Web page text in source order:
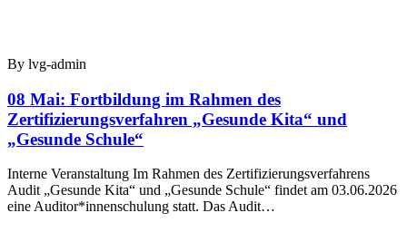
By lvg-admin
08 Mai: Fortbildung im Rahmen des
Zertifizierungsverfahren „Gesunde Kita“ und
„Gesunde Schule“
Interne Veranstaltung Im Rahmen des Zertifizierungsverfahrens
Audit „Gesunde Kita“ und „Gesunde Schule“ findet am 03.06.2026
eine Auditor*innenschulung statt. Das Audit…